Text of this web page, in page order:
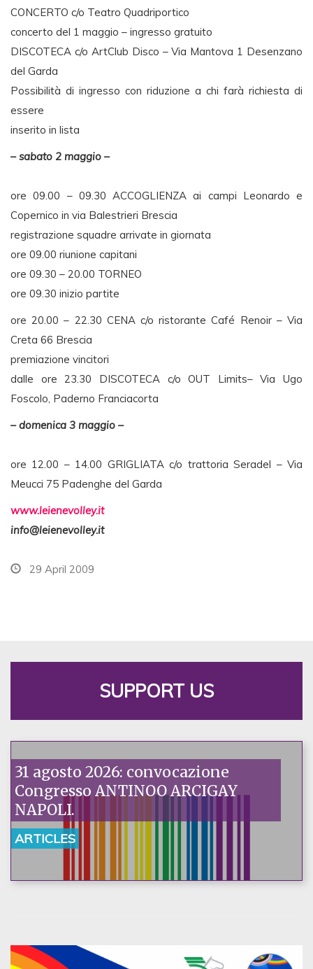
CONCERTO c/o Teatro Quadriportico
concerto del 1 maggio – ingresso gratuito
DISCOTECA c/o ArtClub Disco – Via Mantova 1 Desenzano
del Garda
Possibilità di ingresso con riduzione a chi farà richiesta di
essere
inserito in lista
– sabato 2 maggio –
ore 09.00 – 09.30 ACCOGLIENZA ai campi Leonardo e
Copernico in via Balestrieri Brescia
registrazione squadre arrivate in giornata
ore 09.00 riunione capitani
ore 09.30 – 20.00 TORNEO
ore 09.30 inizio partite
ore 20.00 – 22.30 CENA c/o ristorante Café Renoir – Via
Creta 66 Brescia
premiazione vincitori
dalle ore 23.30 DISCOTECA c/o OUT Limits– Via Ugo
Foscolo, Paderno Franciacorta
– domenica 3 maggio –
ore 12.00 – 14.00 GRIGLIATA c/o trattoria Seradel – Via
Meucci 75 Padenghe del Garda
www.leienevolley.it
info@leienevolley.it
29 April 2009
SUPPORT US
31 agosto 2026: convocazione
Congresso ANTINOO ARCIGAY
NAPOLI.
ARTICLES